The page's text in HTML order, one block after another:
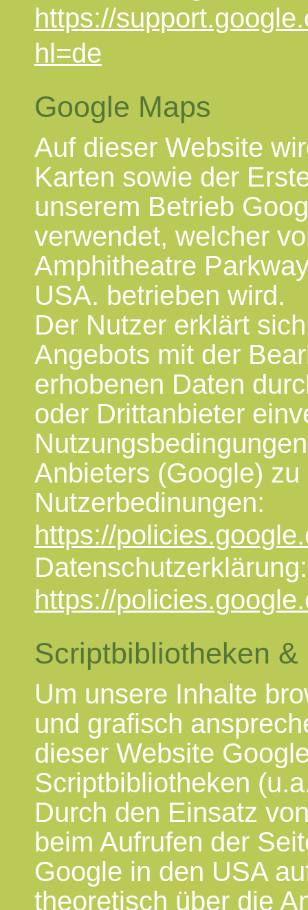
https://
hl=de
Google Maps
Auf dieser Website
Karten sowie der
unserem Betrieb
verwendet, welcher
Amphitheatre
USA. betrieben wird.
Der Nutzer erklärt
Angebots mit der
erhobenen Daten
oder Drittanbieter
Anbieters (Google)
Nutzerbedinungen:
https://
Datenschutzerklärung:
https://
Scriptbibliotheken
Um unsere Inhalte
und grafisch
dieser Website
Scriptbibliotheken
Durch den Einsatz
beim Aufrufen der
Google in den USA
theoretisch über die